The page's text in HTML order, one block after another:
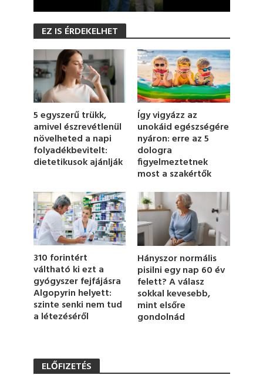
s
n
d
s
o
f
9
s
e
c
o
n
EZ IS ÉRDEKELHET
5 egyszerű trükk,
amivel észrevétlenül
növelheted a napi
folyadékbevitelt:
dietetikusok ajánlják
Így vigyázz az
unokáid egészségére
nyáron: erre az 5
dologra
figyelmeztetnek
most a szakértők
310 forintért
váltható ki ezt a
gyógyszer fejfájásra
Algopyrin helyett:
szinte senki nem tud
a létezéséről
Hányszor normális
pisilni egy nap 60 év
felett? A válasz
sokkal kevesebb,
mint elsőre
gondolnád
ELŐFIZETÉS